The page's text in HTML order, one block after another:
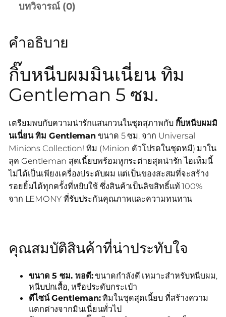
บทวิจารณ์ (0)
คำอธิบาย
กิ๊บหนีบผมมินเนี่ยน ทิม
Gentleman 5 ซม.
เตรียมพบกับความน่ารักแสนกวนในชุดสุภาพกับ กิ๊บหนีบผมมิ
นเนี่ยน ทิม Gentleman ขนาด 5 ซม. จาก Universal
Minions Collection! ทิม (Minion ตัวโปรดในชุดหมี) มาใน
ลุค Gentleman สุดเนี้ยบพร้อมหูกระต่ายสุดน่ารัก ไอเท็มนี้
ไม่ได้เป็นเพียงเครื่องประดับผม แต่เป็นของสะสมที่จะสร้าง
รอยยิ้มได้ทุกครั้งที่หยิบใช้ ซึ่งสินค้าเป็นลิขสิทธิ์แท้ 100%
จาก LEMONY ที่รับประกันคุณภาพและความทนทาน
คุณสมบัติสินค้าที่น่าประทับใจ
ขนาด 5 ซม. พอดี:ขนาดกำลังดี เหมาะสำหรับหนีบผม,
หนีบปกเสื้อ, หรือประดับกระเป๋า
ดีไซน์ Gentleman:ทิมในชุดสุดเนี้ยบ ที่สร้างความ
แตกต่างจากมินเนี่ยนทั่วไป